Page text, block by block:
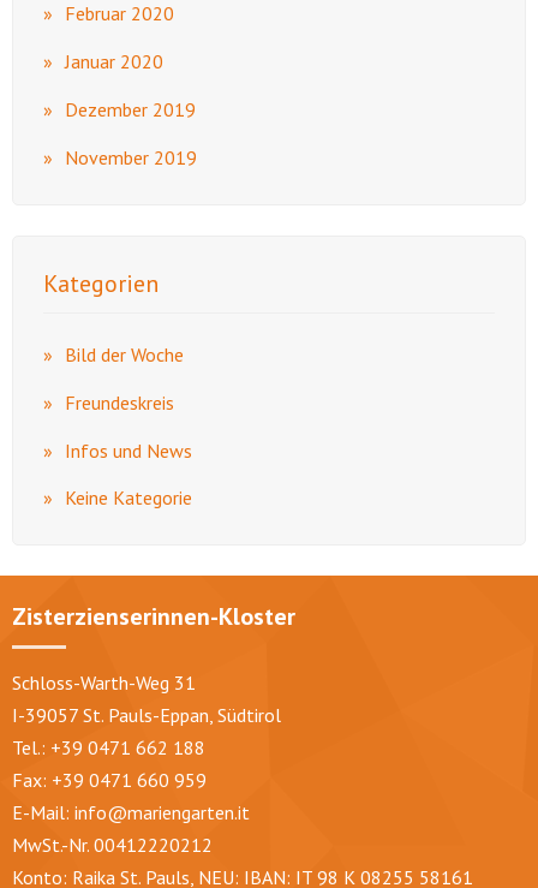
Februar 2020
Januar 2020
Dezember 2019
November 2019
Kategorien
Bild der Woche
Freundeskreis
Infos und News
Keine Kategorie
Zisterzienserinnen-Kloster
Schloss-Warth-Weg 31
I-39057 St. Pauls-Eppan, Südtirol
Tel.: +39 0471 662 188
Fax: +39 0471 660 959
E-Mail: info@mariengarten.it
MwSt.-Nr. 00412220212
Konto: Raika St. Pauls, NEU: IBAN: IT 98 K 08255 58161